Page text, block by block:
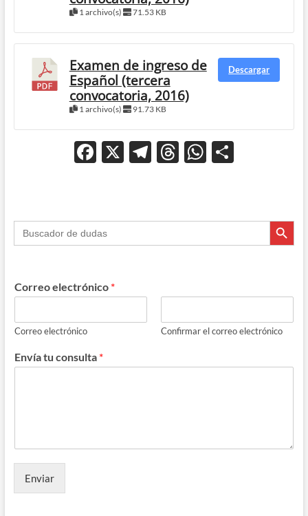
1 archivo(s) 71.53 KB
Examen de ingreso de
Español (tercera
convocatoria, 2016)
1 archivo(s) 91.73 KB
Descargar
F
b
o
k
X T
gr
a
T
a
ds
W
s
A
p
ar
Buscar: Botón de
Correo electrónico *
Correo electrónico Confirmar el correo electrónico
Envía tu consulta *
Enviar